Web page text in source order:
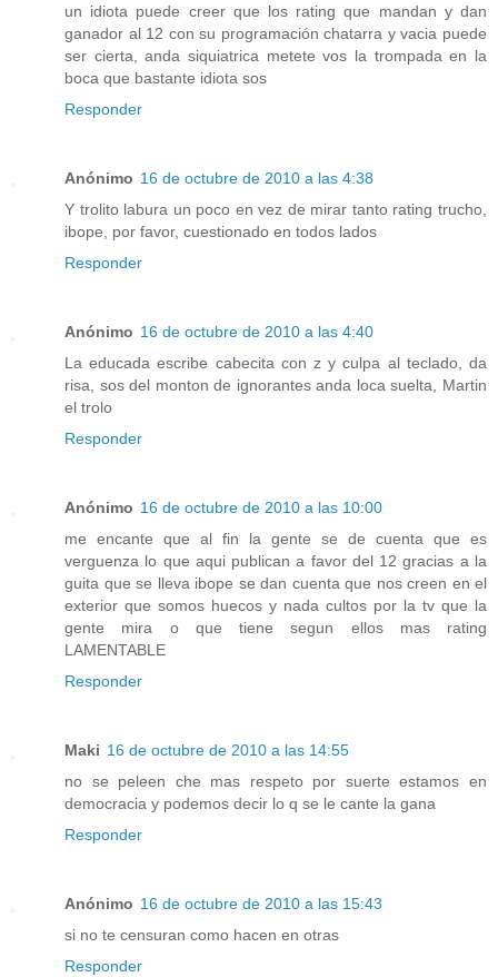
un idiota puede creer que los rating que mandan y dan
ganador al 12 con su programación chatarra y vacia puede
ser cierta, anda siquiatrica metete vos la trompada en la
boca que bastante idiota sos
Responder
Anónimo 16 de octubre de 2010 a las 4:38
Y trolito labura un poco en vez de mirar tanto rating trucho,
ibope, por favor, cuestionado en todos lados
Responder
Anónimo 16 de octubre de 2010 a las 4:40
La educada escribe cabecita con z y culpa al teclado, da
risa, sos del monton de ignorantes anda loca suelta, Martin
el trolo
Responder
Anónimo 16 de octubre de 2010 a las 10:00
me encante que al fin la gente se de cuenta que es
verguenza lo que aqui publican a favor del 12 gracias a la
guita que se lleva ibope se dan cuenta que nos creen en el
exterior que somos huecos y nada cultos por la tv que la
gente mira o que tiene segun ellos mas rating
LAMENTABLE
Responder
Maki 16 de octubre de 2010 a las 14:55
no se peleen che mas respeto por suerte estamos en
democracia y podemos decir lo q se le cante la gana
Responder
Anónimo 16 de octubre de 2010 a las 15:43
si no te censuran como hacen en otras
Responder